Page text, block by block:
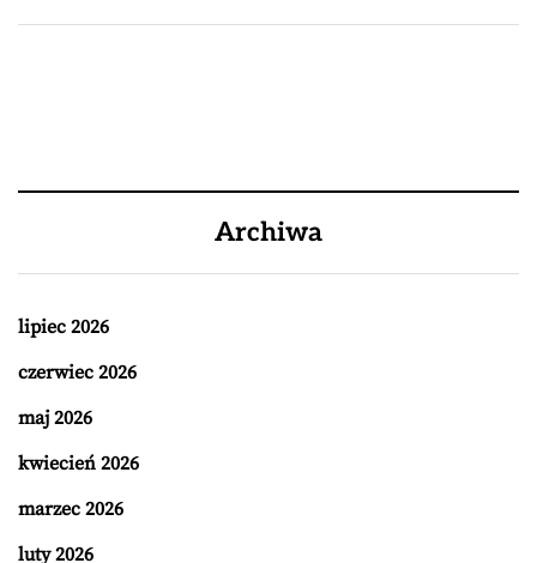
Archiwa
lipiec 2026
czerwiec 2026
maj 2026
kwiecień 2026
marzec 2026
luty 2026